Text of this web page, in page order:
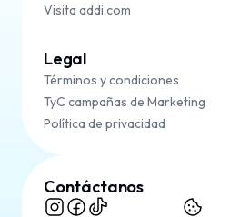
Visita addi.com
Legal
Términos y condiciones
TyC campañas de Marketing
Política de privacidad
Contáctanos